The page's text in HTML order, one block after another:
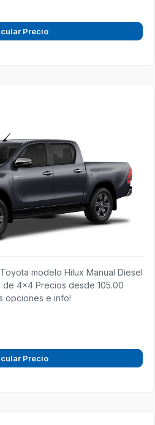
Precio
modelo Hilux Manual Diesel
4x4 Precios desde 105.00
opciones e info!
Precio